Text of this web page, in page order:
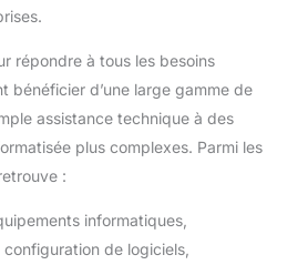
répondre à tous les besoins
bénéficier d’une large gamme de
assistance technique à des
plus complexes. Parmi les
:
informatiques,
configuration de logiciels,